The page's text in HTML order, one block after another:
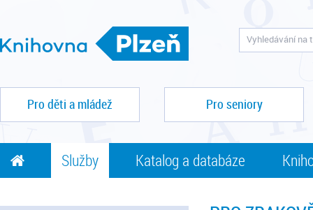
Pro děti a mládež Pro seniory
Služby Katalog a databáze